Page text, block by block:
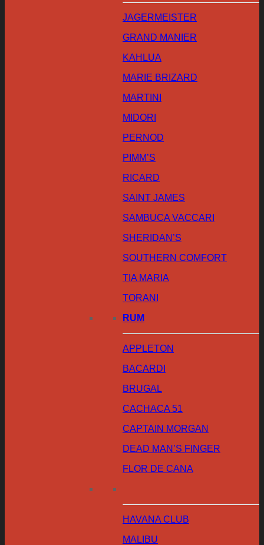
JAGERMEISTER
GRAND MANIER
KAHLUA
MARIE BRIZARD
MARTINI
MIDORI
PERNOD
PIMM’S
RICARD
SAINT JAMES
SAMBUCA VACCARI
SHERIDAN’S
SOUTHERN COMFORT
TIA MARIA
TORANI
RUM
APPLETON
BACARDI
BRUGAL
CACHACA 51
CAPTAIN MORGAN
DEAD MAN’S FINGER
FLOR DE CANA
HAVANA CLUB
MALIBU